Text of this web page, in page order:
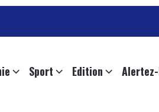
Sport Edition